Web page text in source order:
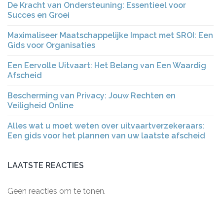
De Kracht van Ondersteuning: Essentieel voor
Succes en Groei
Maximaliseer Maatschappelijke Impact met SROI: Een
Gids voor Organisaties
Een Eervolle Uitvaart: Het Belang van Een Waardig
Afscheid
Bescherming van Privacy: Jouw Rechten en
Veiligheid Online
Alles wat u moet weten over uitvaartverzekeraars:
Een gids voor het plannen van uw laatste afscheid
LAATSTE REACTIES
Geen reacties om te tonen.